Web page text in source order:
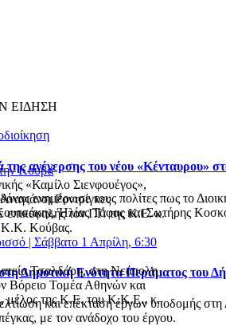
ΕΙΔΗΣΗ
ανέγερσης του νέου «Κένταυρου»
ενημέρωσε τους πολίτες πως το
Ηλίας Τάφας και Σωτήρης
Δημοτική Ενότητα Περάματος του
και επέκταση έργων υποδομής
με τον ανάδοχο του έργου.
Κούβα
«Καμίλο Σιενφουέγος»,
Ροντρίγκες
τον Γ.Γ. της Κ.Ε. κ.
Κ.Κ. Κούβας.
| Σάββατο 1 Απρίλη, 6:30
Τσαλδάρη, στη Νεάπολη
Βόρειο Τομέα Αθηνών και
μέλος της Κ.Ε. του Κ.Κ.Ε., κ.